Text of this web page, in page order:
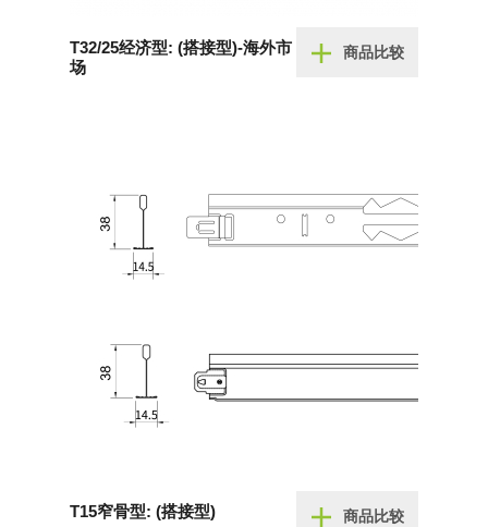
T32/25经济型: (搭接型)-海外市
场
商品比较
T15窄骨型: (搭接型) 商品比较